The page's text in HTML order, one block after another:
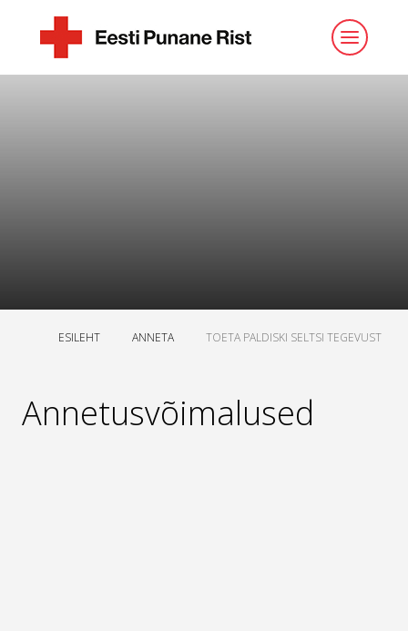
ESILEHT ANNETA TOETA PALDISKI SELTSI TEGEVUST
Annetusvõimalused